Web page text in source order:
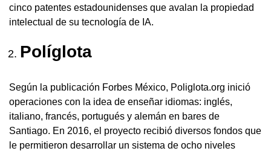
cinco patentes estadounidenses que avalan la propiedad
intelectual de su tecnología de IA.
Políglota
Según la publicación Forbes México, Poliglota.org inició
operaciones con la idea de enseñar idiomas: inglés,
italiano, francés, portugués y alemán en bares de
Santiago. En 2016, el proyecto recibió diversos fondos que
le permitieron desarrollar un sistema de ocho niveles